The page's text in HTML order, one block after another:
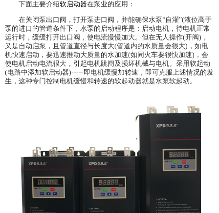
下面主要介绍软启动器在泵业的应用：
在关闭泵出口阀，打开泵进口阀，并能确保水泵“自灌”(液位高于
泵的进口的管道条件下，水泵的启动程序是：启动电机，待电机正常
运行时，缓缓打开出口阀，使电流慢慢加大。但在无人操作(开阀)，
又是自动启泵，且管道直径与长度大(管道内的水质量会很大)，如电
机快速启动，要迅速推动大质量的水加速(如同火车要很快加速)，会
使电机启动电流很大，引起电机跳闸及损坏机械与电机。采用软起动
(电路中添加软启动器)-----即电机缓慢加转速，即可克服上述情况的发
生，这种专门控制电机缓慢和转速的软起动器就是水泵软起动。